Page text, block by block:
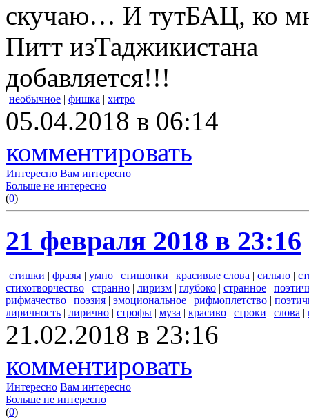
скучаю… И тутБАЦ, ко
Питт изТаджикистана
добавляется!!!
необычное | фишка | хитро
05.04.2018 в 06:14
комментировать
Интересно Вам интересно
Больше не интересно
(0)
21 февраля 2018 в 23:16
стишки | фразы | умно | стишонки | красивые слова | сильно |
стихотворчество | странно | лиризм | глубоко | странное |
рифмачество | поэзия | эмоциональное | рифмоплетство |
лиричность | лирично | строфы | муза | красиво | строки | слова |
21.02.2018 в 23:16
комментировать
Интересно Вам интересно
Больше не интересно
(0)